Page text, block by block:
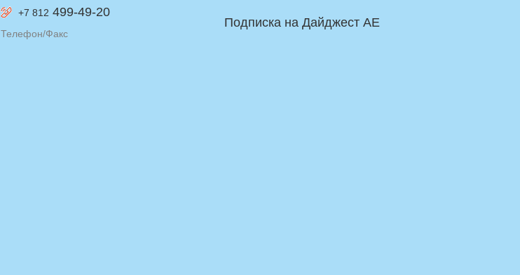
+7 812 499-49-20
Телефон/Факс
Подписка на Дайджест AE